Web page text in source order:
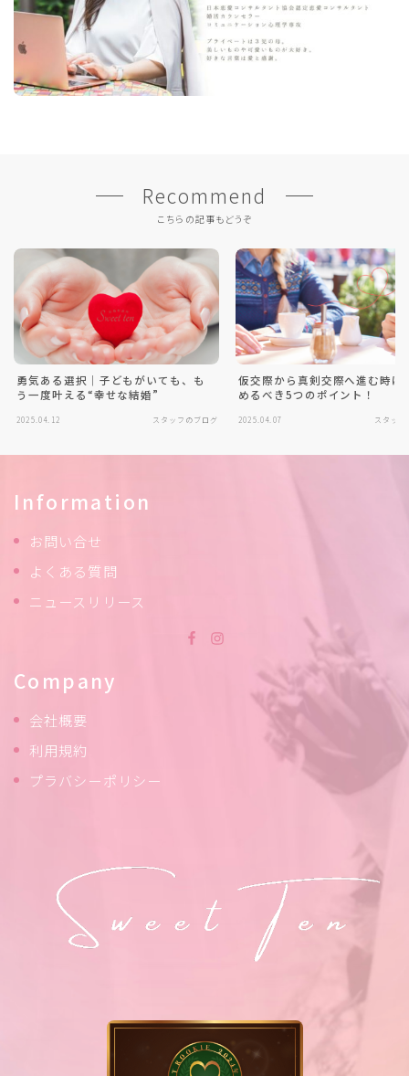
Recommend
こちらの記事もどうぞ
勇気ある選択｜子どもがいても、も
う一度叶える“幸せな結婚”
2025.04.12 スタッフのブログ
仮交際から真剣交際へ進む時に
めるべき5つのポイント！
2025.04.07 スタッ
Information
お問い合せ
よくある質問
ニュースリリース
Company
会社概要
利用規約
プラバシーポリシー